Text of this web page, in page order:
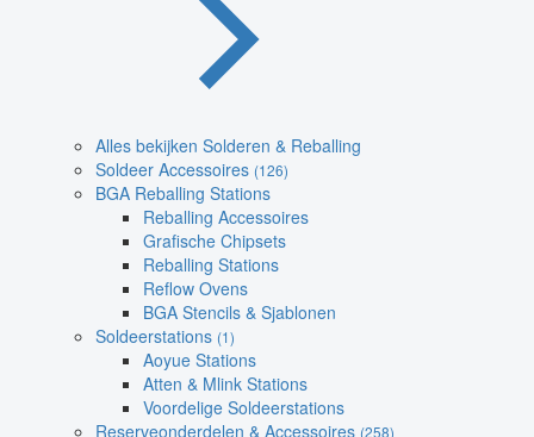
Alles bekijken Solderen & Reballing
Soldeer Accessoires (126)
BGA Reballing Stations
Reballing Accessoires
Grafische Chipsets
Reballing Stations
Reflow Ovens
BGA Stencils & Sjablonen
Soldeerstations (1)
Aoyue Stations
Atten & Mlink Stations
Voordelige Soldeerstations
Reserveonderdelen & Accessoires (258)